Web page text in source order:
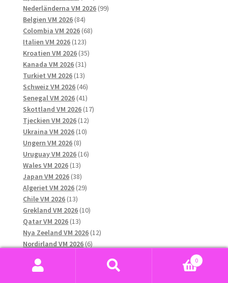
produkter
Nederländerna VM 2026 9999
Belgien VM 2026 8484
produkter
Colombia VM 2026 6868
Italien VM 2026 123123
produkter
Kroatien VM 2026 3535
Kanada VM 2026 3131
produkter
Turkiet VM 2026 1313
produkter
Schweiz VM 2026 4646
produkter
Senegal VM 2026 4141
produkter
Skottland VM 2026 1717
Tjeckien VM 2026 1212
Ukraina VM 2026 1010
Ungern VM 2026 88
produkter
Uruguay VM 2026 1616
Wales VM 2026 1313
produkter
Japan VM 2026 3838
produkter
Algeriet VM 2026 2929
Chile VM 2026 1313
produkter
Grekland VM 2026 1010
Qatar VM 2026 1313
produkter
Nya Zeeland VM 2026 1212
Nordirland VM 2026 66
produkter
Paraguay VM 2026
0